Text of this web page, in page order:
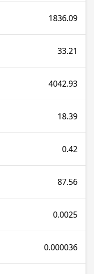
1836.09
33.21
4042.93
18.39
0.42
87.56
0.0025
0.000036